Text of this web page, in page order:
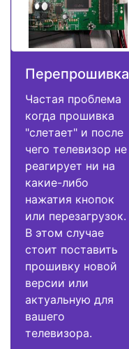
Перепрошивка
Частая проблема
когда прошивка
"слетает" и после
чего телевизор не
реагирует ни на
какие-либо
нажатия кнопок
или перезагрузок.
В этом случае
стоит поставить
прошивку новой
версии или
актуальную для
вашего
телевизора.